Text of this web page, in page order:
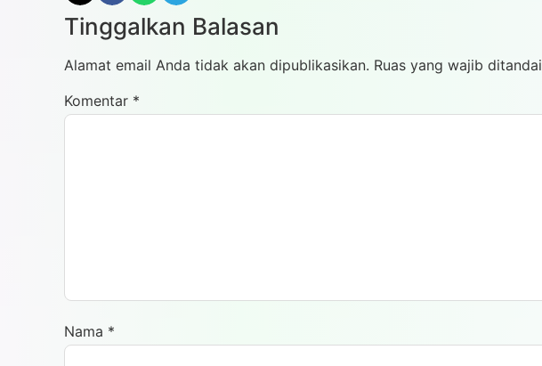
Tinggalkan Balasan
Alamat email Anda tidak akan dipublikasikan. Ruas yang wajib ditandai
Komentar *
Nama *